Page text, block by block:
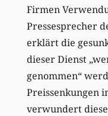
Firmen
Pressesprecher
erklärt die
dieser Dienst
genommen“
Preissenkungen
verwundert